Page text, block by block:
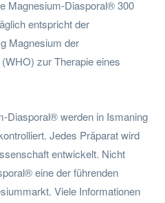
Magnesium-Diasporal® 300
entspricht der
Magnesium der
zur Therapie eines
Diasporal® werden in Ismaning
Jedes Präparat wird
entwickelt. Nicht
eine der führenden
Viele Informationen